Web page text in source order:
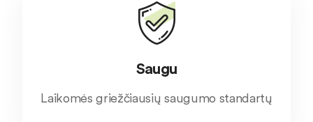
Saugu
Laikomės griežčiausių saugumo standartų